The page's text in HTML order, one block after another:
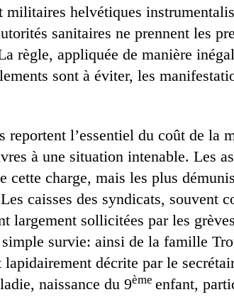
militaires helvétiques
sanitaires ne prennent les
règle, appliquée de manière
sont à éviter, les
reportent l’essentiel du coût de la
à une situation intenable. Les
cette charge, mais les plus
caisses des syndicats, souvent
largement sollicitées par les
survie: ainsi de la famille
lapidairement décrite par le
naissance du 9ème enfant,